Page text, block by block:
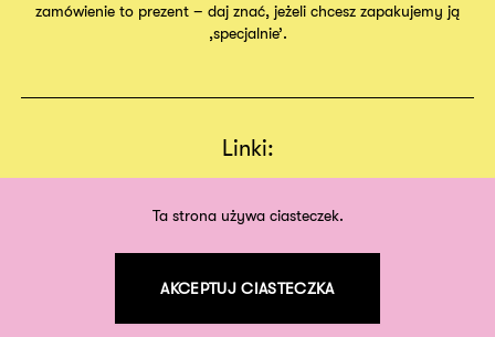
zamówienie to prezent – daj znać, jeżeli chcesz zapakujemy ją
,specjalnie’.
Linki:
Ta strona używa ciasteczek.
AKCEPTUJ CIASTECZKA